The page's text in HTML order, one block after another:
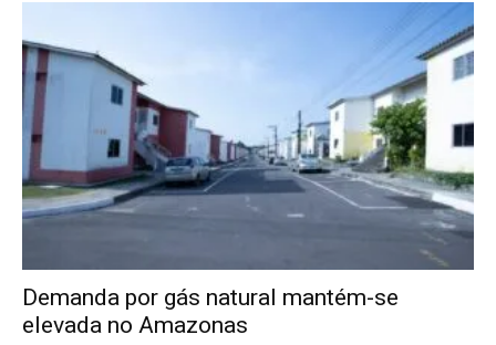
Demanda por gás natural mantém-se
elevada no Amazonas